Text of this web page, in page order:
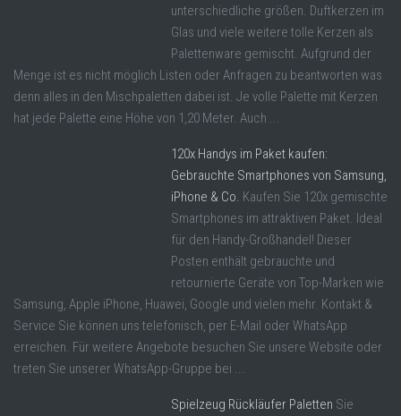
unterschiedliche größen. Duftkerzen im
Glas und viele weitere tolle Kerzen als
Palettenware gemischt. Aufgrund der
Menge ist es nicht möglich Listen oder Anfragen zu beantworten was
denn alles in den Mischpaletten dabei ist. Je volle Palette mit Kerzen
hat jede Palette eine Höhe von 1,20 Meter. Auch ...
120x Handys im Paket kaufen:
Gebrauchte Smartphones von Samsung,
iPhone & Co. Kaufen Sie 120x gemischte
Smartphones im attraktiven Paket. Ideal
für den Handy-Großhandel! Dieser
Posten enthält gebrauchte und
retournierte Geräte von Top-Marken wie
Samsung, Apple iPhone, Huawei, Google und vielen mehr. Kontakt &
Service Sie können uns telefonisch, per E-Mail oder WhatsApp
erreichen. Für weitere Angebote besuchen Sie unsere Website oder
treten Sie unserer WhatsApp-Gruppe bei ...
Spielzeug Rückläufer Paletten Sie